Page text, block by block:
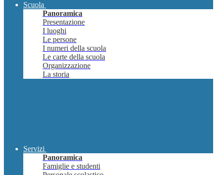
Scuola
Panoramica
Presentazione
I luoghi
Le persone
I numeri della scuola
Le carte della scuola
Organizzazione
La storia
Servizi
Panoramica
Famiglie e studenti